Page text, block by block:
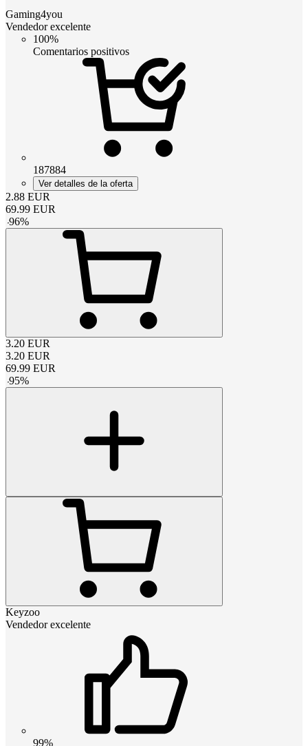
Gaming4you
Vendedor excelente
100%
Comentarios positivos
187884
Ver detalles de la oferta
2.88 EUR
69.99 EUR
-96%
3.20 EUR
3.20 EUR
69.99 EUR
-95%
Keyzoo
Vendedor excelente
99%